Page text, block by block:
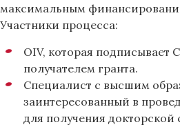
максимальным
Участники процесса:
OIV, которая подписывает
получателем гранта.
Специалист с высшим
заинтересованный в
для получения докторской